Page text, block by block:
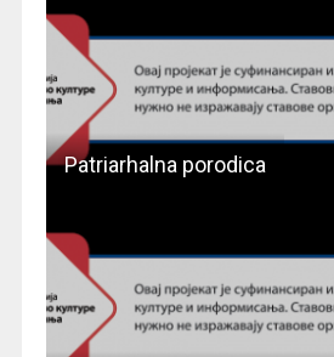
Patriarhalna porodica